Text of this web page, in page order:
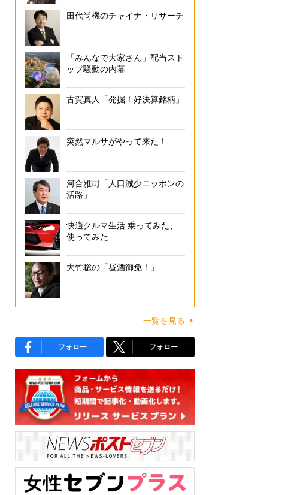
田代尚機のチャイナ・リサーチ
「みんなで大家さん」配当スト
ップ騒動の内幕
古賀真人「発掘！好決算銘柄」
突然マルサがやって来た！
河合雅司「人口減少ニッポンの
活路」
快適クルマ生活 乗ってみた、
使ってみた
大竹聡の「昼酒御免！」
一覧を見る
フォロー フォロー